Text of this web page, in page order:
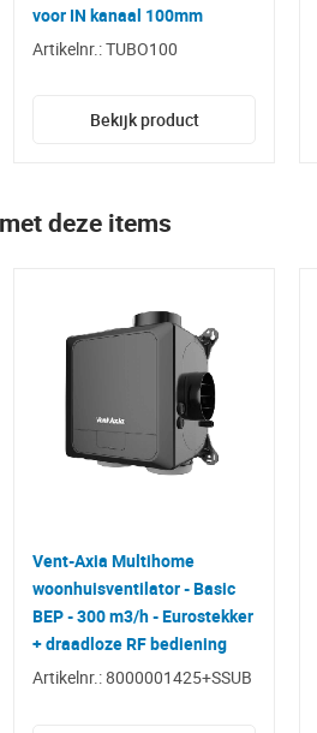
voor IN kanaal 100mm
Artikelnr.: TUBO100
Bekijk product
deze items
Vent-Axia Multihome
woonhuisventilator - Basic
BEP - 300 m3/h - Eurostekker
+ draadloze RF bediening
Artikelnr.: 8000001425+SSUB